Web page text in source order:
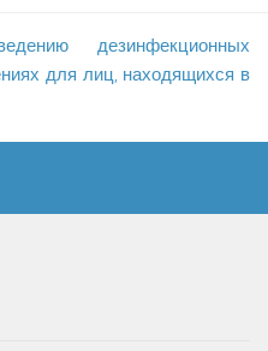
дезинфекционных
для лиц, находящихся в